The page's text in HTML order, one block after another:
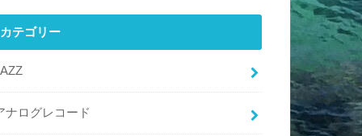
カテゴリー
ナログレコード